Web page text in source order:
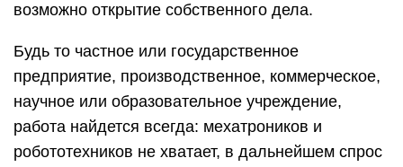
возможно открытие собственного дела.
Будь то частное или государственное
предприятие, производственное, коммерческое,
научное или образовательное учреждение,
работа найдется всегда: мехатроников и
робототехников не хватает, в дальнейшем спрос